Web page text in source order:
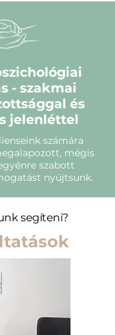
- szakmai
és
jelenléttel
számára
mégis
szabott
nyújtsunk.
segíteni?